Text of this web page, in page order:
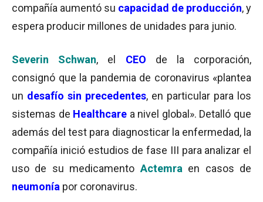
compañía aumentó su capacidad de producción, y
espera producir millones de unidades para junio.
Severin Schwan, el CEO de la corporación,
consignó que la pandemia de coronavirus «plantea
un desafío sin precedentes, en particular para los
sistemas de Healthcare a nivel global». Detalló que
además del test para diagnosticar la enfermedad, la
compañía inició estudios de fase III para analizar el
uso de su medicamento Actemra en casos de
neumonía por coronavirus.